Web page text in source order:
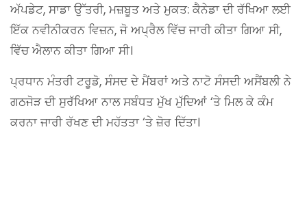
ਅੱਪਡੇਟ, ਸਾਡਾ ਉੱਤਰੀ, ਮਜ਼ਬੂਤ ​​ਅਤੇ ਮੁਕਤ: ਕੈਨੇਡਾ ਦੀ ਰੱਖਿਆ ਲਈ
ਇੱਕ ਨਵੀਨੀਕਰਨ ਵਿਜ਼ਨ, ਜੋ ਅਪ੍ਰੈਲ ਵਿੱਚ ਜਾਰੀ ਕੀਤਾ ਗਿਆ ਸੀ,
ਵਿੱਚ ਐਲਾਨ ਕੀਤਾ ਗਿਆ ਸੀ।
ਪ੍ਰਧਾਨ ਮੰਤਰੀ ਟਰੂਡੋ, ਸੰਸਦ ਦੇ ਮੈਂਬਰਾਂ ਅਤੇ ਨਾਟੋ ਸੰਸਦੀ ਅਸੈਂਬਲੀ ਨੇ
ਗਠਜੋੜ ਦੀ ਸੁਰੱਖਿਆ ਨਾਲ ਸਬੰਧਤ ਮੁੱਖ ਮੁੱਦਿਆਂ ‘ਤੇ ਮਿਲ ਕੇ ਕੰਮ
ਕਰਨਾ ਜਾਰੀ ਰੱਖਣ ਦੀ ਮਹੱਤਤਾ ‘ਤੇ ਜ਼ੋਰ ਦਿੱਤਾ।